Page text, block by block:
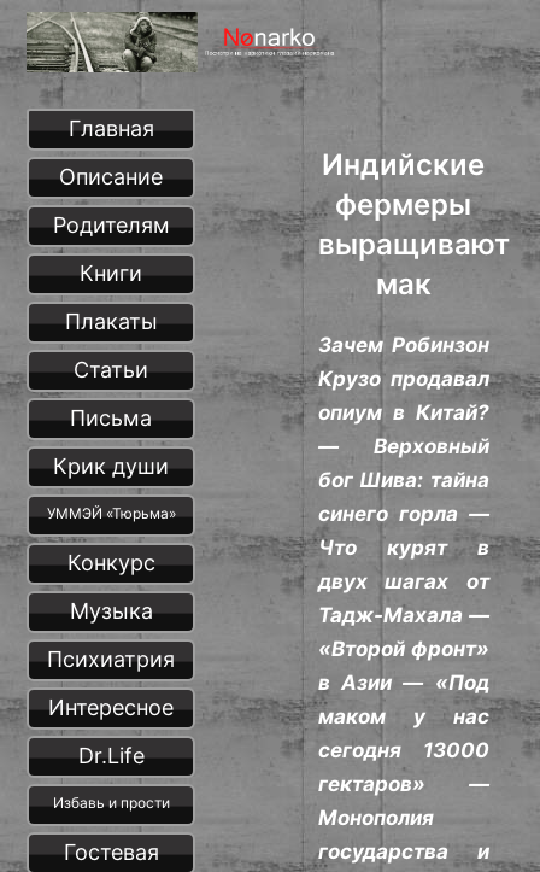
Индийские
фермеры
выращивают
мак
Зачем Робинзон
Крузо продавал
опиум в Китай?
— Верховный
бог Шива: тайна
синего горла —
Что курят в
двух шагах от
Тадж-Махала —
«Второй фронт»
в Азии — «Под
маком у нас
сегодня 13000
гектаров» —
Монополия
государства и
Главная
Описание
Родителям
Книги
Плакаты
Статьи
Письма
Крик души
УММЭЙ «Тюрьма»
Конкурс
Музыка
Психиатрия
Интересное
Dr.Life
Избавь и прости
Гостевая